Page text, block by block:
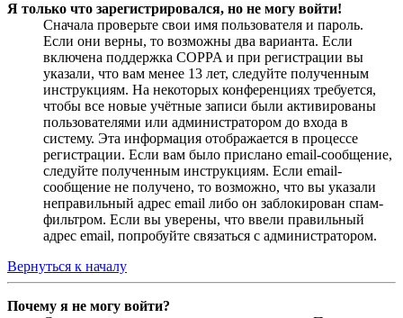
Я только что зарегистрировался, но не могу войти!
Сначала проверьте свои имя пользователя и пароль.
Если они верны, то возможны два варианта. Если
включена поддержка COPPA и при регистрации вы
указали, что вам менее 13 лет, следуйте полученным
инструкциям. На некоторых конференциях требуется,
чтобы все новые учётные записи были активированы
пользователями или администратором до входа в
систему. Эта информация отображается в процессе
регистрации. Если вам было прислано email-сообщение,
следуйте полученным инструкциям. Если email-
сообщение не получено, то возможно, что вы указали
неправильный адрес email либо он заблокирован спам-
фильтром. Если вы уверены, что ввели правильный
адрес email, попробуйте связаться с администратором.
Вернуться к началу
Почему я не могу войти?